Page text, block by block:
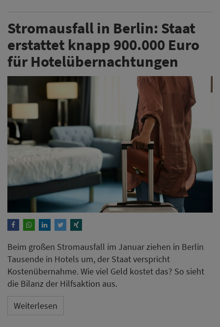
Beim großen Stromausfall im Januar ziehen in Berlin
Tausende in Hotels um, der Staat verspricht
Kostenübernahme. Wie viel Geld kostet das? So sieht
die Bilanz der Hilfsaktion aus.
Weiterlesen
Hyatt-Umfrage zeigt neue
Trends für Hochzeiten und
Flitterwochen